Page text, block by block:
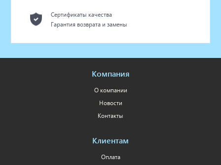
Сертификаты качества
Гарантия возврата и замены
Компания
О компании
Новости
Контакты
Клиентам
Оплата